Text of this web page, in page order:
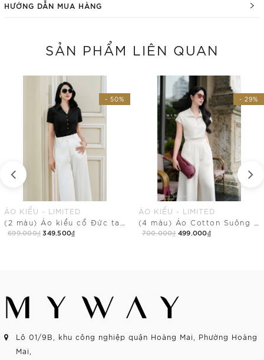
HƯỚNG DẪN MUA HÀNG
SẢN PHẨM LIÊN QUAN
- 50%
ÁO KIỂU - LIMITED
699.000₫ 349.500₫
- 29%
ÁO KIỂU - LIMITED
700.000₫ 499.000₫
Lô 01/9B, khu công nghiệp quận Hoàng Mai, Phường Hoàng
Mai,